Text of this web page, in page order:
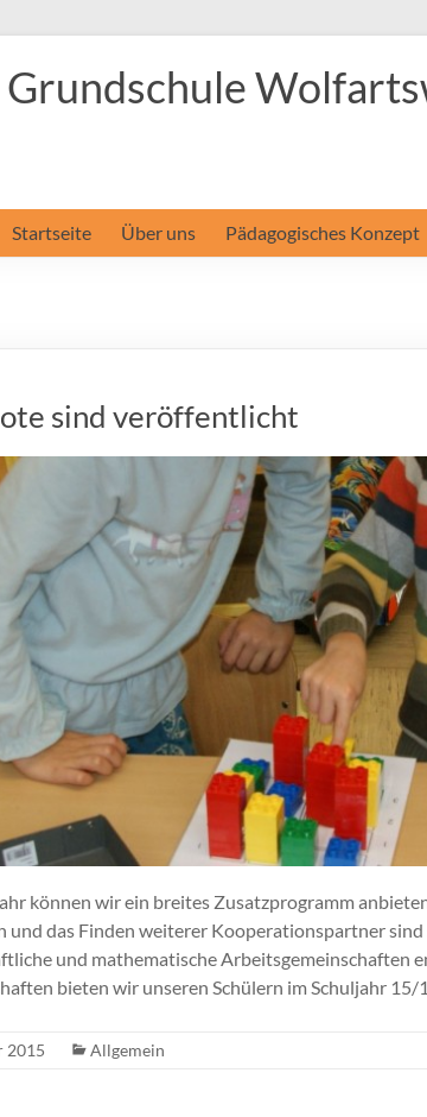
Grundschule
Startseite Über uns Pädagogisches Konzept
sind veröffentlicht
können wir ein breites Zusatzprogramm
und das Finden weiterer Kooperationspartner
und mathematische Arbeitsgemeinschaften
bieten wir unseren Schülern im Schuljahr 15/
2015 Allgemein